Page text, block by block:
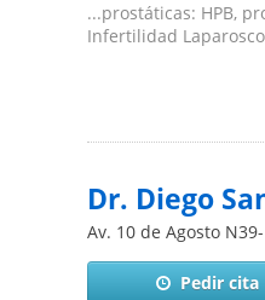
...prostáticas: HPB,
Infertilidad
Dr. Diego
Av. 10 de Agosto
Pedir cita